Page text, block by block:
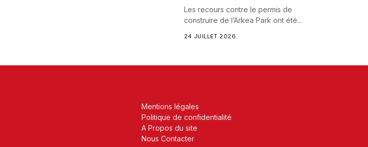
Les recours contre le permis de
construire de l’Arkea Park ont été...
24 JUILLET 2026
Mentions légales
Politique de confidentialité
A Propos du site
Nous Contacter